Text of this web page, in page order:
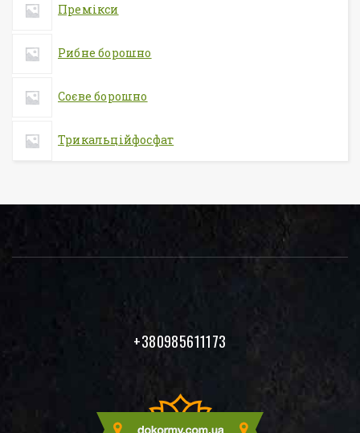
Премікси
Рибне борошно
Соєве борошно
Трикальційфосфат
+380985611173